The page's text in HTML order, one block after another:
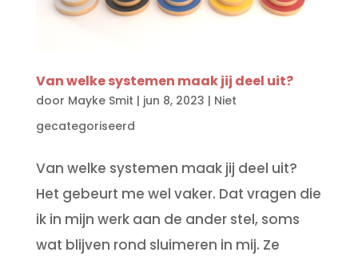
Van welke systemen maak jij deel uit?
door Mayke Smit | jun 8, 2023 | Niet
gecategoriseerd
Van welke systemen maak jij deel uit?
Het gebeurt me wel vaker. Dat vragen die
ik in mijn werk aan de ander stel, soms
wat blijven rond sluimeren in mij. Ze